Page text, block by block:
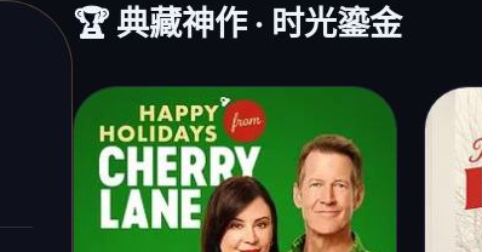
🏆 典藏神作 · 时光鎏金